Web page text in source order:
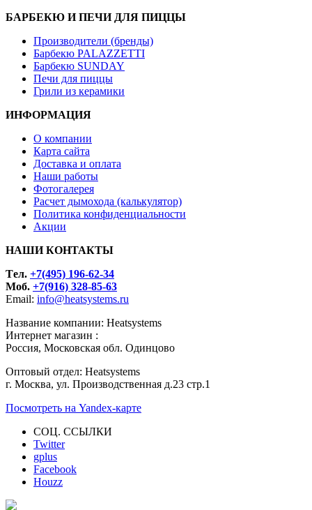
БАРБЕКЮ И ПЕЧИ ДЛЯ ПИЦЦЫ
Производители (бренды)
Барбекю PALAZZETTI
Барбекю SUNDAY
Печи для пиццы
Грили из керамики
ИНФОРМАЦИЯ
О компании
Карта сайта
Доставка и оплата
Наши работы
Фотогалерея
Расчет дымохода (калькулятор)
Политика конфиденциальности
Акции
НАШИ КОНТАКТЫ
Tел. +7(495) 196-62-34
Моб. +7(916) 328-85-63
Email: info@heatsystems.ru
Название компании: Heatsystems
Интернет магазин :
Россия, Московская обл. Одинцово
Оптовый отдел: Heatsystems
г. Москва, ул. Производственная д.23 стр.1
Посмотреть на Yandex-карте
СОЦ. ССЫЛКИ
Twitter
gplus
Facebook
Houzz